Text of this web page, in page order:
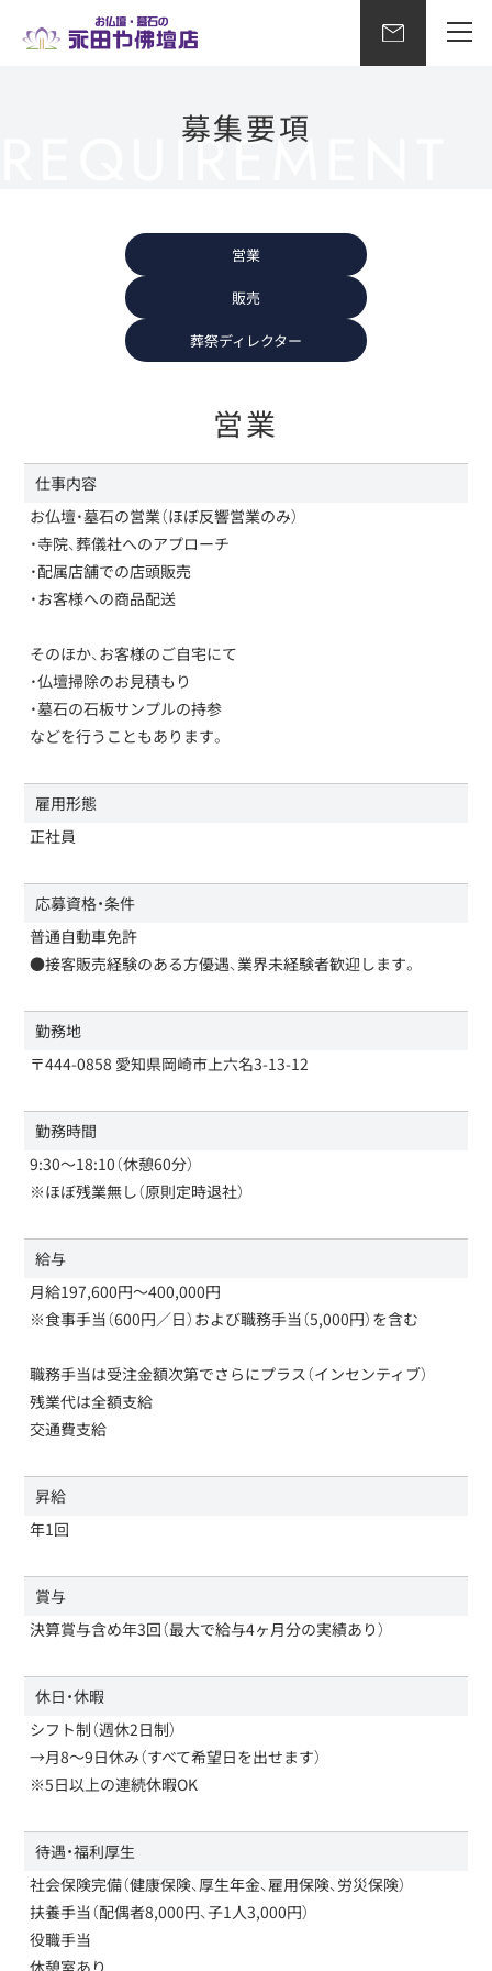
募集要項
営業
販売
葬祭ディレクター
営業
仕事内容
お仏壇・墓石の営業（ほぼ反響営業のみ）
・寺院、葬儀社へのアプローチ
・配属店舗での店頭販売
・お客様への商品配送
そのほか、お客様のご自宅にて
・仏壇掃除のお見積もり
・墓石の石板サンプルの持参
などを行うこともあります。
雇用形態
正社員
応募資格・条件
普通自動車免許
●接客販売経験のある方優遇、業界未経験者歓迎します。
勤務地
〒444-0858 愛知県岡崎市上六名3-13-12
勤務時間
9:30～18:10（休憩60分）
※ほぼ残業無し（原則定時退社）
給与
月給197,600円～400,000円
※食事手当（600円／日）および職務手当（5,000円）を含む
職務手当は受注金額次第でさらにプラス（インセンティブ）
残業代は全額支給
交通費支給
昇給
年1回
賞与
決算賞与含め年3回（最大で給与4ヶ月分の実績あり）
休日・休暇
シフト制（週休2日制）
→月8～9日休み（すべて希望日を出せます）
※5日以上の連続休暇OK
待遇・福利厚生
社会保険完備（健康保険、厚生年金、雇用保険、労災保険）
扶養手当（配偶者8,000円、子1人3,000円）
役職手当
休憩室あり